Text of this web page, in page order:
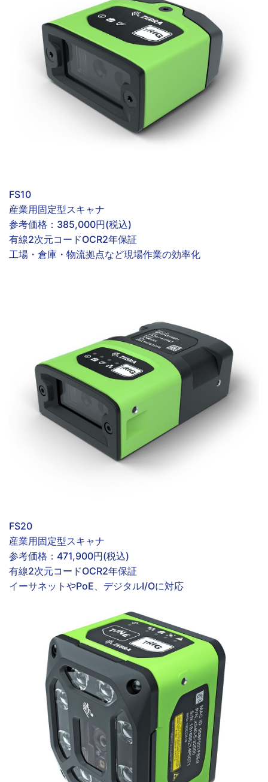
FS10
産業用固定型スキャナ
参考価格： 385,000円(税込)
有線2次元コードOCR2年保証
工場・倉庫・物流拠点など現場作業の効率化
FS20
産業用固定型スキャナ
参考価格： 471,900円(税込)
有線2次元コードOCR2年保証
イーサネットやPoE、デジタルI/Oに対応